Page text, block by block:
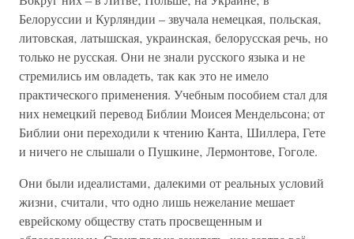
Белоруссии и Курляндии – звучала немецкая‚ польская‚
литовская‚ латышская‚ украинская‚ белорусская речь‚ но
только не русская. Они не знали русского языка и не
стремились им овладеть‚ так как это не имело
практического применения. Учебным пособием стал для
них немецкий перевод Библии Моисея Мендельсона; от
Библии они переходили к чтению Канта‚ Шиллера, Гете
и ничего не слышали о Пушкине‚ Лермонтове, Гоголе.
Они были идеалистами‚ далекими от реальных условий
жизни‚ считали‚ что одно лишь нежелание мешает
еврейскому обществу стать просвещенным и